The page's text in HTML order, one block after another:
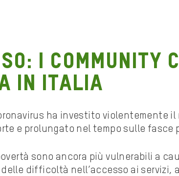
i
in Italia
ha investito violentemente
e prolungato nel tempo sulle fasce
sono ancora più vulnerabili a
difficoltà nell’accesso ai